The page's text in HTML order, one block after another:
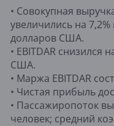
• Совокупная
увеличились на
долларов США.
• EBITDAR снизился
США.
• Маржа EBITDAR
• Чистая прибыль
• Пассажиропоток
человек; средний